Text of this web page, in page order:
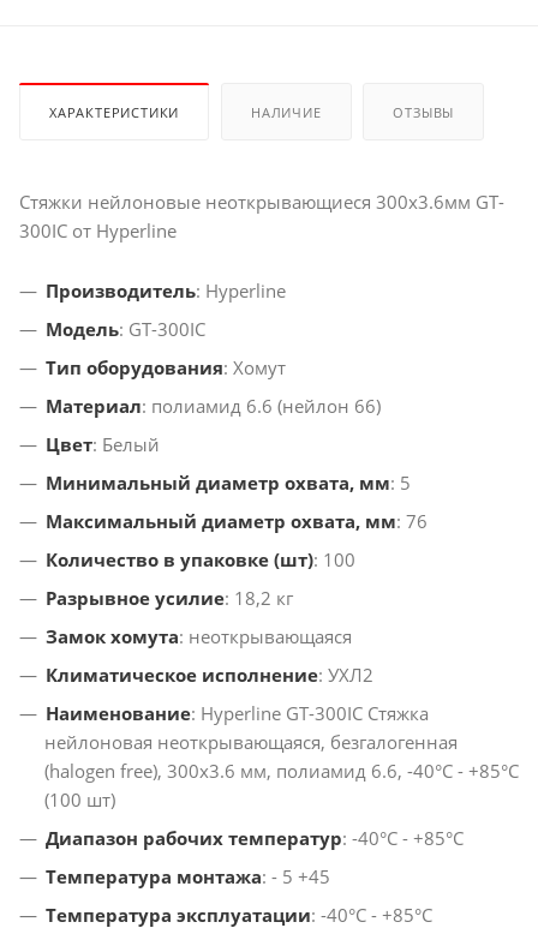
ХАРАКТЕРИСТИКИ НАЛИЧИЕ ОТЗЫВЫ
Стяжки нейлоновые неоткрывающиеся 300x3.6мм GT-
300IC от Hyperline
Производитель: Hyperline
Модeль: GT-300IC
Тип оборудования: Хомут
Материал: полиамид 6.6 (нейлон 66)
Цвет: Белый
Минимальный диаметр охвата, мм: 5
Максимальный диаметр охвата, мм: 76
Количество в упаковке (шт): 100
Разрывное усилие: 18,2 кг
Замок хомута: неоткрывающаяся
Климатическое исполнение: УХЛ2
Наименование: Hyperline GT-300IC Стяжка
нейлоновая неоткрывающаяся, безгалогенная
(halogen free), 300x3.6 мм, полиамид 6.6, -40°C - +85°C
(100 шт)
Диапазон рабочих температур: -40°C - +85°C
Температура монтажа: - 5 +45
Температура эксплуатации: -40°C - +85°C